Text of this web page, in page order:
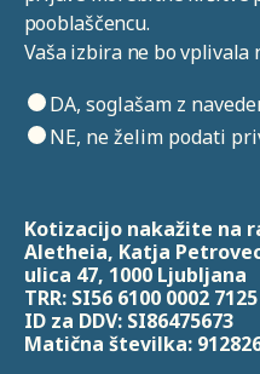
pooblaščencu.
Vaša izbira ne bo vplivala
DA, soglašam z
NE, ne želim podati
Kotizacijo nakažite na
Aletheia, Katja
ulica 47, 1000 Ljubljana
TRR: SI56 6100 0002
ID za DDV: SI86475673
Matična številka: